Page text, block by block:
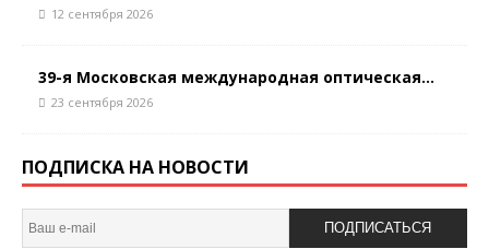
12 сентября 2026
39-я Московская международная оптическая...
23 сентября 2026
ПОДПИСКА НА НОВОСТИ
ПОДПИСАТЬСЯ